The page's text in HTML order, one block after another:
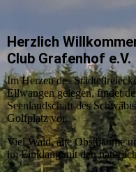
Herzlich
Club Grafenhof e.V.
Im Herzen des
Ellwangen gelegen, findet
Seenlandschaft des
Golfplatz vor.
Viel Wald, alte Obstbäume
im Einklang mit den